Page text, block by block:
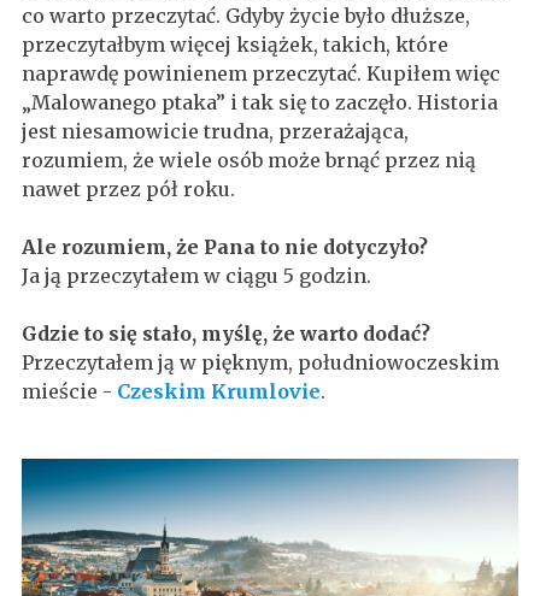
co warto przeczytać. Gdyby życie było dłuższe,
przeczytałbym więcej książek, takich, które
naprawdę powinienem przeczytać. Kupiłem więc
„Malowanego ptaka” i tak się to zaczęło. Historia
jest niesamowicie trudna, przerażająca,
rozumiem, że wiele osób może brnąć przez nią
nawet przez pół roku.
Ale rozumiem, że Pana to nie dotyczyło?
Ja ją przeczytałem w ciągu 5 godzin.
Gdzie to się stało, myślę, że warto dodać?
Przeczytałem ją w pięknym, południowoczeskim
mieście - Czeskim Krumlovie.